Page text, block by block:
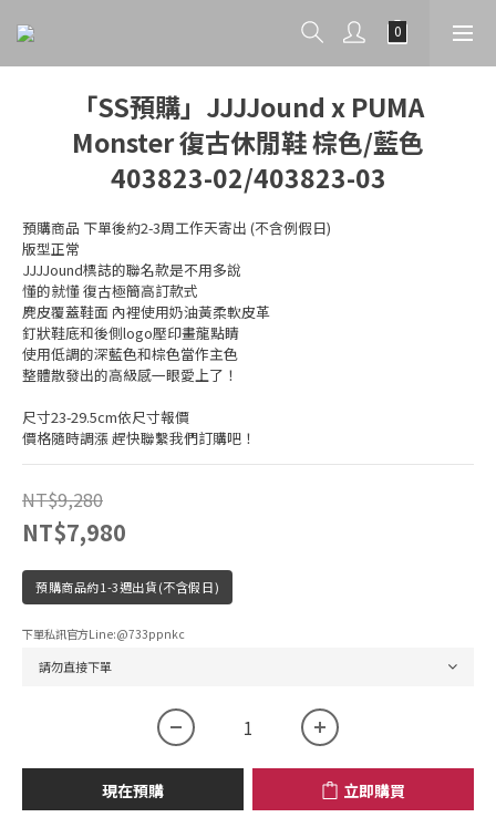
「SS預購」JJJJound x PUMA
Monster 復古休閒鞋 棕色/藍色
403823-02/403823-03
預購商品 下單後約2-3周工作天寄出 (不含例假日)
版型正常
JJJJound標誌的聯名款是不用多說
懂的就懂 復古極簡高訂款式
麂皮覆蓋鞋面 內裡使用奶油黃柔軟皮革
釘狀鞋底和後側logo壓印畫龍點睛
使用低調的深藍色和棕色當作主色
整體散發出的高級感一眼愛上了！
尺寸23-29.5cm依尺寸報價
價格隨時調漲 趕快聯繫我們訂購吧！
NT$9,280
NT$7,980
預購商品約1-3週出貨(不含假日)
下單私訊官方line:@733ppnkc
現在預購 立即購買